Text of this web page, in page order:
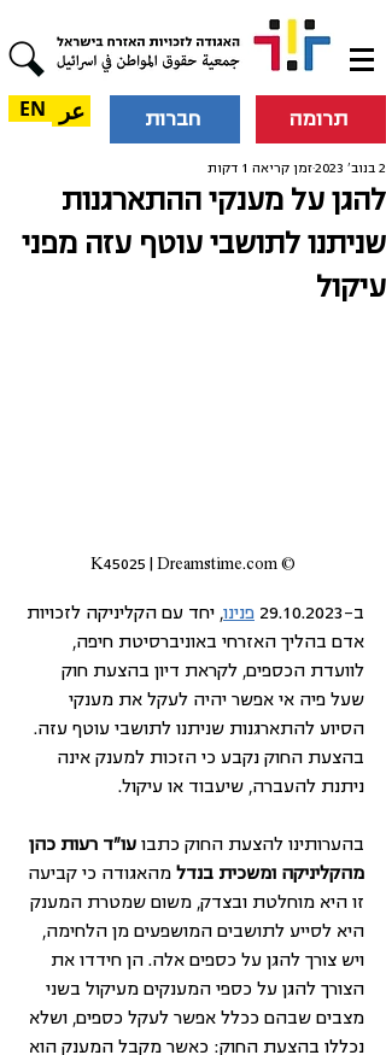
תרומה חברות عر EN
להגן על מענקי ההתארגנות
שניתנו לתושבי עוטף עזה מפני
עיקול
2 בנוב׳ 2023 זמן קריאה 1 דקות
© K45025 | Dreamstime.com
ב-29.10.2023 פנינו, יחד עם הקליניקה לזכויות
אדם בהליך האזרחי באוניברסיטת חיפה,
לוועדת הכספים, לקראת דיון בהצעת חוק
שעל פיה אי אפשר יהיה לעקל את מענקי
הסיוע להתארגנות שניתנו לתושבי עוטף עזה.
בהצעת החוק נקבע כי הזכות למענק אינה
ניתנת להעברה, שיעבוד או עיקול.
בהערותינו להצעת החוק כתבו עו"ד רעות כהן
מהקליניקה ומשכית בנדל מהאגודה כי קביעה
זו היא מוחלטת ובצדק, משום שמטרת המענק
היא לסייע לתושבים המושפעים מן הלחימה,
ויש צורך להגן על כספים אלה. הן חידדו את
הצורך להגן על כספי המענקים מעיקול בשני
מצבים שבהם ככלל אפשר לעקל כספים, ושלא
נכללו בהצעת החוק: כאשר מקבל המענק הוא